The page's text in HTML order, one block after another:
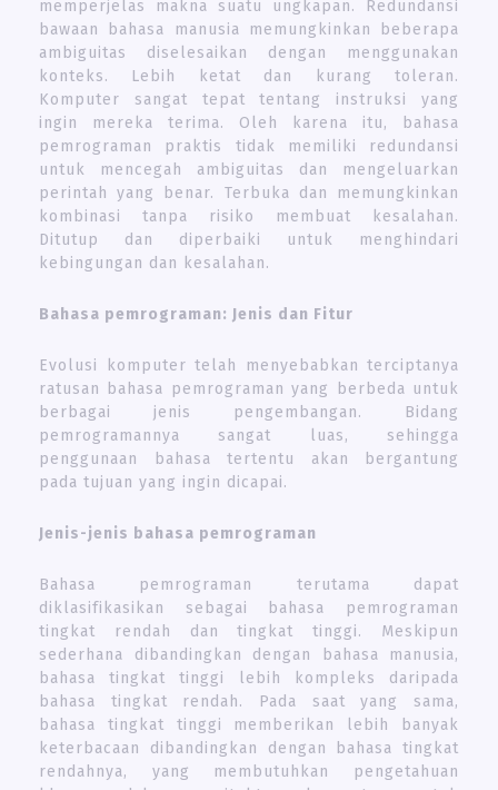
memperjelas makna suatu ungkapan. Redundansi
bawaan bahasa manusia memungkinkan beberapa
ambiguitas diselesaikan dengan menggunakan
konteks. Lebih ketat dan kurang toleran.
Komputer sangat tepat tentang instruksi yang
ingin mereka terima. Oleh karena itu, bahasa
pemrograman praktis tidak memiliki redundansi
untuk mencegah ambiguitas dan mengeluarkan
perintah yang benar. Terbuka dan memungkinkan
kombinasi tanpa risiko membuat kesalahan.
Ditutup dan diperbaiki untuk menghindari
kebingungan dan kesalahan.
Bahasa pemrograman: Jenis dan Fitur
Evolusi komputer telah menyebabkan terciptanya
ratusan bahasa pemrograman yang berbeda untuk
berbagai jenis pengembangan. Bidang
pemrogramannya sangat luas, sehingga
penggunaan bahasa tertentu akan bergantung
pada tujuan yang ingin dicapai.
Jenis-jenis bahasa pemrograman
Bahasa pemrograman terutama dapat
diklasifikasikan sebagai bahasa pemrograman
tingkat rendah dan tingkat tinggi. Meskipun
sederhana dibandingkan dengan bahasa manusia,
bahasa tingkat tinggi lebih kompleks daripada
bahasa tingkat rendah. Pada saat yang sama,
bahasa tingkat tinggi memberikan lebih banyak
keterbacaan dibandingkan dengan bahasa tingkat
rendahnya, yang membutuhkan pengetahuan